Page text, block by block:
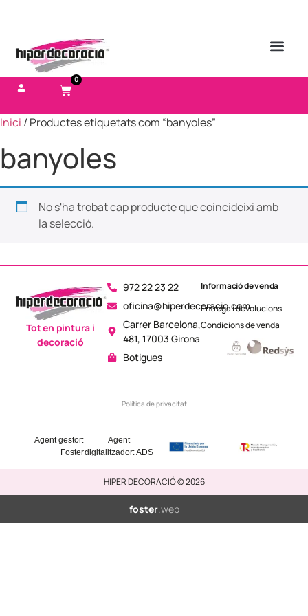
0
Inici / Productes etiquetats com “banyoles”
banyoles
No s'ha trobat cap producte que coincideixi amb
la selecció.
972 22 23 22
oficina@hiperdecoracio.com
Carrer Barcelona,
481, 17003 Girona
Botigues
Política de privacitat
Tot en pintura i
decoració
Informació de venda
Entrega i devolucions
Condicions de venda
Agent
digitalitzador: ADS
Agent gestor:
Foster
HIPER DECORACIÓ © 2026
foster.web